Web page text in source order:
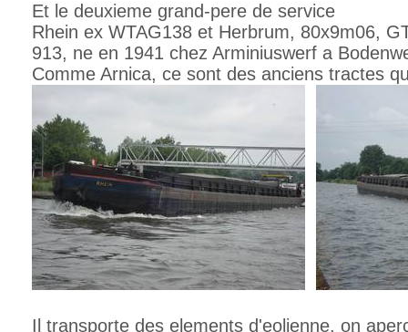
Et le deuxieme grand-pere de service
Rhein ex WTAG138 et Herbrum, 80x9m06,
913, ne en 1941 chez Arminiuswerf a
Comme Arnica, ce sont des anciens tractes
Il transporte des elements d'eolienne, on